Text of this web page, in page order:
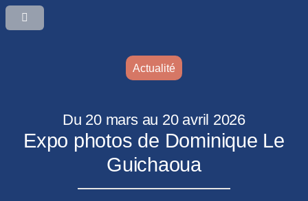
Actualité
Du 20 mars au 20 avril 2026
Expo photos de Dominique Le
Guichaoua